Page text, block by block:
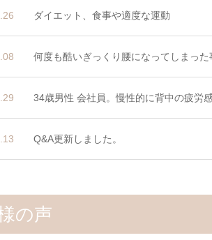
ダイエット、食事や適度な運動
何度も酷いぎっくり腰になってしまっ
34歳男性 会社員。慢性的に背中の疲労
Q&A更新しました。
の声